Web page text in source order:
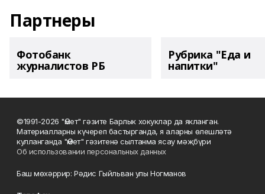
Партнеры
Фотобанк
журналистов РБ
Рубрика "Еда и
напитки"
©1991-2026 "Өмет" гәзите Барлык хокуклар да якланган.
Материалларны күчереп бастырганда, я аларны өлешләтә
кулланганда "Өмет" гәзитенә сылтанма ясау мәҗбүри
Об использовании персональных данных
Баш мөхәррир: Рәдис Гыйльван улы Ногманов